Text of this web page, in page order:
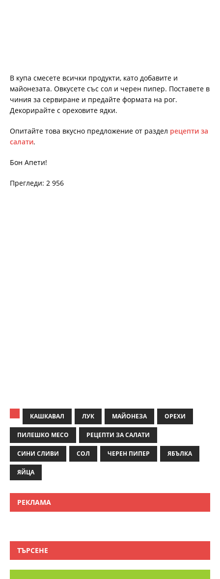
В купа смесете всички продукти, като добавите и
майонезата. Овкусете със сол и черен пипер. Поставете в
чиния за сервиране и предайте формата на рог.
Декорирайте с ореховите ядки.
Опитайте това вкусно предложение от раздел рецепти за
салати.
Бон Апети!
Прегледи: 2 956
КАШКАВАЛ ЛУК МАЙОНЕЗА ОРЕХИ
ПИЛЕШКО МЕСО РЕЦЕПТИ ЗА САЛАТИ
СИНИ СЛИВИ СОЛ ЧЕРЕН ПИПЕР ЯБЪЛКА
ЯЙЦА
РЕКЛАМА
ТЪРСЕНЕ